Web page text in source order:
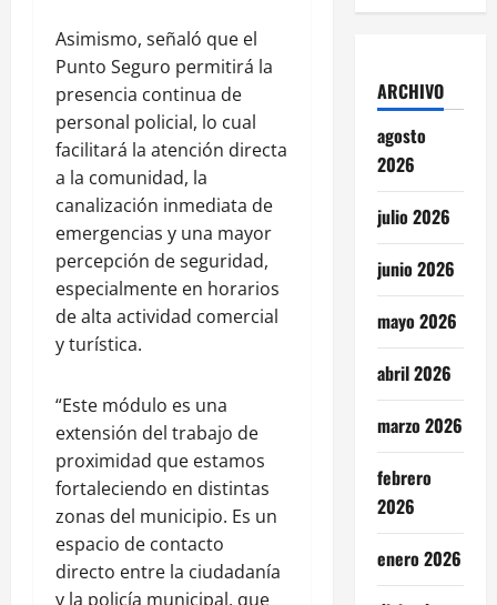
Asimismo, señaló que el
Punto Seguro permitirá la
presencia continua de
personal policial, lo cual
facilitará la atención directa
a la comunidad, la
canalización inmediata de
emergencias y una mayor
percepción de seguridad,
especialmente en horarios
de alta actividad comercial
y turística.
“Este módulo es una
extensión del trabajo de
proximidad que estamos
fortaleciendo en distintas
zonas del municipio. Es un
espacio de contacto
directo entre la ciudadanía
y la policía municipal, que
ARCHIVO
agosto
2026
julio 2026
junio 2026
mayo 2026
abril 2026
marzo 2026
febrero
2026
enero 2026